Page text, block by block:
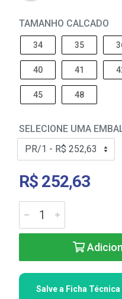
TAMANHO CALCADO
34 35
40 41
45 48
SELECIONE UMA
R$ 252,63
Salve a Ficha Técnica